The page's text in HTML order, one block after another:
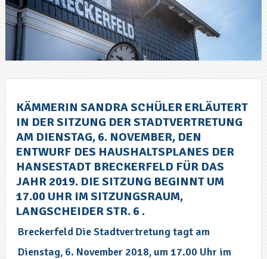
KÄMMERIN SANDRA SCHÜLER ERLÄUTERT
IN DER SITZUNG DER STADTVERTRETUNG
AM DIENSTAG, 6. NOVEMBER, DEN
ENTWURF DES HAUSHALTSPLANES DER
HANSESTADT BRECKERFELD FÜR DAS
JAHR 2019. DIE SITZUNG BEGINNT UM
17.00 UHR IM SITZUNGSRAUM,
LANGSCHEIDER STR. 6 .
Breckerfeld Die Stadtvertretung tagt am
Dienstag, 6. November 2018, um 17.00 Uhr im